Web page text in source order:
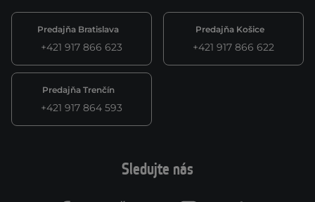
Predajňa Bratislava
+421 917 866 623
Predajňa Košice
+421 917 866 622
Predajňa Trenčín
+421 917 864 593
Sledujte nás